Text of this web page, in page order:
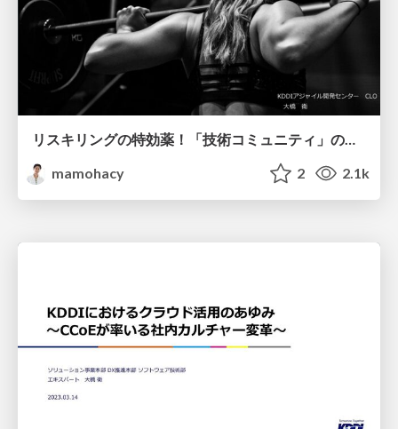
リスキリングの特効薬！「技術コミュニティ」のススメ
mamohacy
2 2.1k